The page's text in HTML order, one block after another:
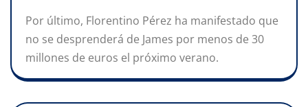
Por último, Florentino Pérez ha manifestado que
no se desprenderá de James por menos de 30
millones de euros el próximo verano.